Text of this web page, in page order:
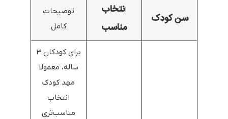
سن کودک
انتخاب
مناسب
توضیحات
کامل
برای کودکان ۳
ساله، معمولا
مهد کودک
انتخاب
مناسب‌تری